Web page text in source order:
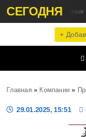
СЕГОДНЯ
Fashion Новости Модные
+
Главная » Компании»
29.01.2025, 15:51